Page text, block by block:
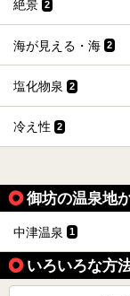
絶景 2
海が見える・海 2
塩化物泉 2
冷え性 2
御坊の温泉地
中津温泉 1
いろいろな方